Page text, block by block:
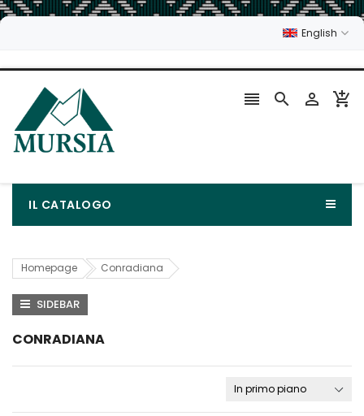
English
   
IL CATALOGO
Homepage Conradiana
SIDEBAR
CONRADIANA